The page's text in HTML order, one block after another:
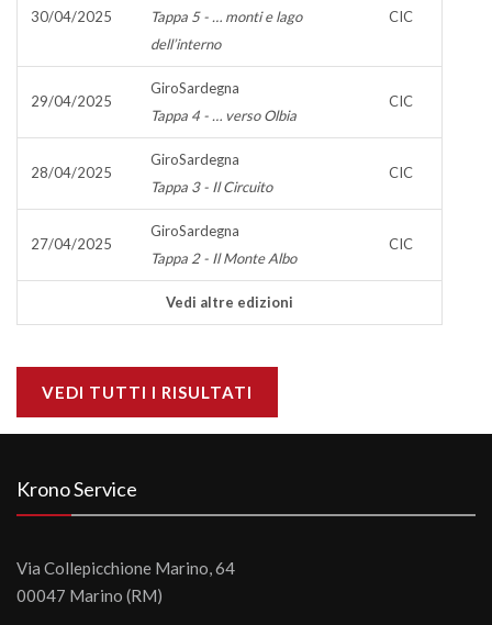
30/04/2025
Tappa 5 - … monti e lago
dell’interno
CIC
29/04/2025
GiroSardegna
Tappa 4 - … verso Olbia
CIC
28/04/2025
GiroSardegna
Tappa 3 - Il Circuito
CIC
27/04/2025
GiroSardegna
Tappa 2 - Il Monte Albo
CIC
Vedi altre edizioni
VEDI TUTTI I RISULTATI
Krono Service
Via Collepicchione Marino, 64
00047 Marino (RM)